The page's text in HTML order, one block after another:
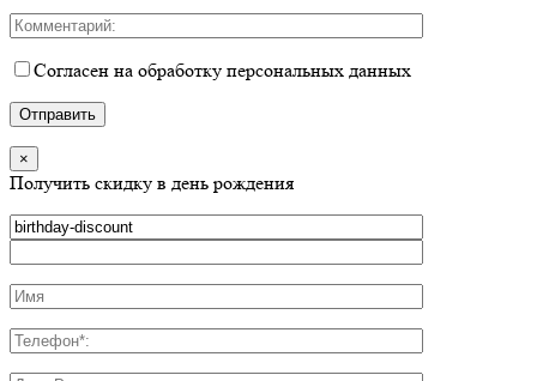
Согласен на обработку персональных данных
×
Получить скидку в день рождения